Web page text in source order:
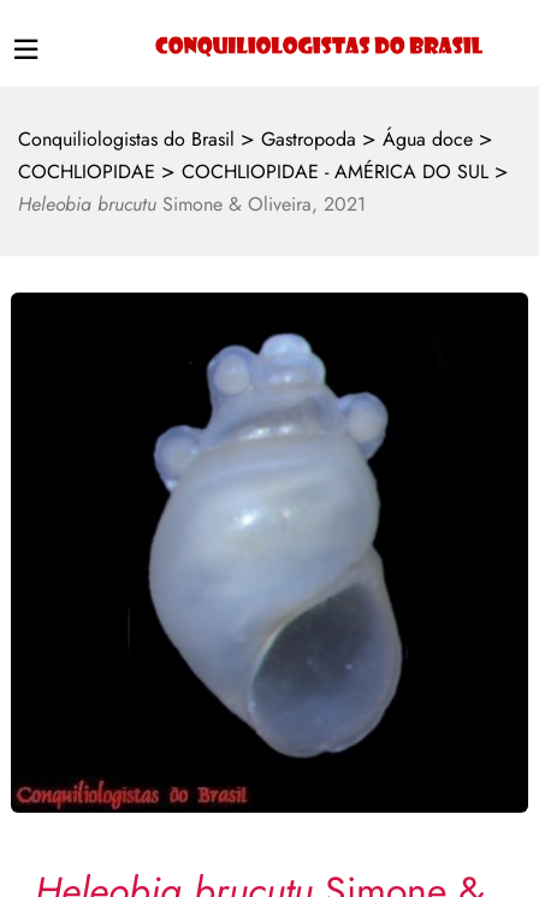
Conquiliologistas do Brasil > Gastropoda > Água doce >
COCHLIOPIDAE > COCHLIOPIDAE - AMÉRICA DO SUL >
Heleobia brucutu Simone & Oliveira, 2021